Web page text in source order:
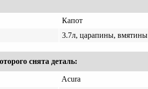
Капот
3.7л, царапины, вмятины
снята деталь:
Acura